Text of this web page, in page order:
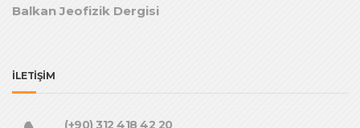
Balkan Jeofizik Dergisi
İLETİŞİM
(+90) 312 418 42 20